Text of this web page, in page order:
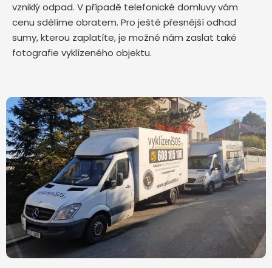
vzniklý odpad. V případě telefonické domluvy vám
cenu sdělíme obratem. Pro ještě přesnější odhad
sumy, kterou zaplatíte, je možné nám zaslat také
fotografie vyklízeného objektu.